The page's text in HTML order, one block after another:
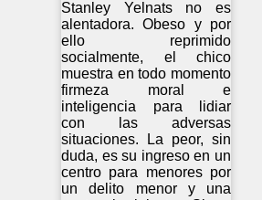
Stanley Yelnats no es
alentadora. Obeso y por
ello reprimido
socialmente, el chico
muestra en todo momento
firmeza moral e
inteligencia para lidiar
con las adversas
situaciones. La peor, sin
duda, es su ingreso en un
centro para menores por
un delito menor y una